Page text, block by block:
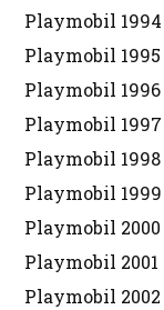
Playmobil 1994
Playmobil 1995
Playmobil 1996
Playmobil 1997
Playmobil 1998
Playmobil 1999
Playmobil 2000
Playmobil 2001
Playmobil 2002